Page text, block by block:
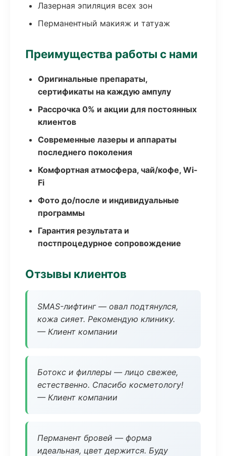
Лазерная эпиляция всех зон
Перманентный макияж и татуаж
Преимущества работы с нами
Оригинальные препараты,
сертификаты на каждую ампулу
Рассрочка 0% и акции для постоянных
клиентов
Современные лазеры и аппараты
последнего поколения
Комфортная атмосфера, чай/кофе, Wi-
Fi
Фото до/после и индивидуальные
программы
Гарантия результата и
постпроцедурное сопровождение
Отзывы клиентов
SMAS-лифтинг — овал подтянулся,
кожа сияет. Рекомендую клинику.
— Клиент компании
Ботокс и филлеры — лицо свежее,
естественно. Спасибо косметологу!
— Клиент компании
Перманент бровей — форма
идеальная, цвет держится. Буду